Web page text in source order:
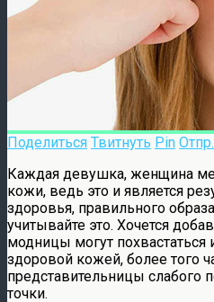
Поделиться Твитнуть Pin
Каждая девушка, женщина
кожи, ведь это и является
здоровья, правильного
учитывайте это. Хочется
модницы могут похвастаться
здоровой кожей, более того
представительницы слабого
точки.